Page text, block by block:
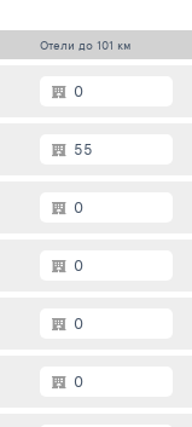
Отели до 101 км
0
55
0
0
0
0